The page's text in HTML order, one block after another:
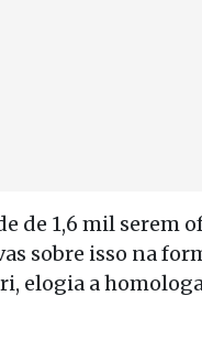
de 1,6 mil serem
sobre isso na
elogia a